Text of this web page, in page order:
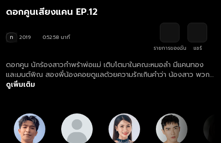
ดอกคูนเสียงแคน EP.12
ท 2019
0:52:58 นาที
รายการของฉัน
แชร์
ดอกคูน นักร้องสาวกําพร้าพ่อแม่ เติบโตมาในคณะหมอลํา มีแคนทอง
และมนต์พิณ สองพี่น้องคอยดูแลด้วยความรักเกินคําว่า น้องสาว พวก
เขาต้องเจอกับบทพิสูจน์รักแท้ ท่ามกลางปัญหาต่างๆ และเสียงเพลงอัน
ดูเพิ่มเติม